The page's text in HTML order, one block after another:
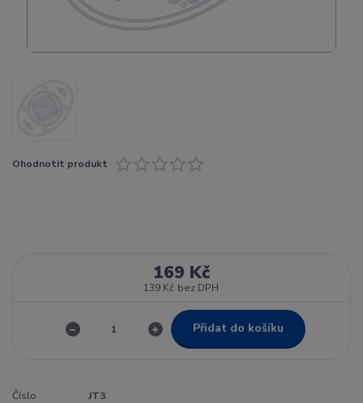
Ohodnotit produkt
169 Kč
139 Kč bez DPH
Přidat do košíku
Číslo
JT3